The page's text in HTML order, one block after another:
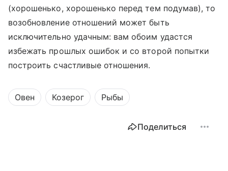
(хорошенько, хорошенько перед тем подумав), то
возобновление отношений может быть
исключительно удачным: вам обоим удастся
избежать прошлых ошибок и со второй попытки
построить счастливые отношения.
Овен Козерог Рыбы
Поделиться